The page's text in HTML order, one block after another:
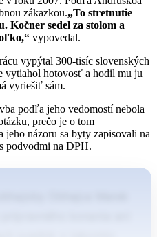
zákazkou.„To stretnutie
Kočner sedel za stolom a
vypovedal.
vypýtal 300-tisíc slovenských
vytiahol hotovosť a hodil mu ju
vyriešiť sám.
podľa jeho vedomostí nebola
prečo je o tom
jeho názoru sa byty zapisovali na
podvodmi na DPH.